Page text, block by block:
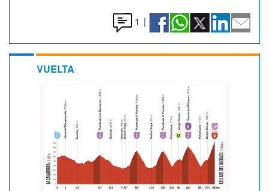
1 |
VUELTA